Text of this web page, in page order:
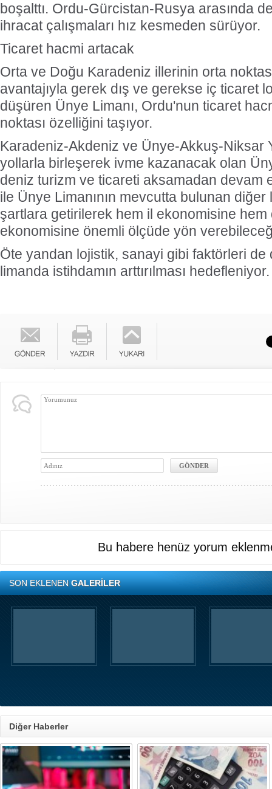
boşalttı. Ordu-Gürcistan-Rusya arasında
ihracat çalışmaları hız kesmeden sürüyor.
Ticaret hacmi artacak
Orta ve Doğu Karadeniz illerinin orta
avantajıyla gerek dış ve gerekse iç ticaret
düşüren Ünye Limanı, Ordu'nun ticaret
noktası özelliğini taşıyor.
Karadeniz-Akdeniz ve Ünye-Akkuş-Niksar
yollarla birleşerek ivme kazanacak olan
deniz turizm ve ticareti aksamadan devam
ile Ünye Limanının mevcutta bulunan
şartlara getirilerek hem il ekonomisine hem
ekonomisine önemli ölçüde yön
Öte yandan lojistik, sanayi gibi faktörleri
limanda istihdamın arttırılması hedefleniyor.
Bu habere henüz yorum
SON EKLENENGALERİLER
Diğer Haberler